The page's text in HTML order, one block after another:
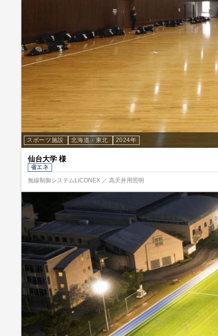
スポーツ施設 北海道・東北 2024年
仙台大学 様
省エネ
無線制御システムLiCONEX ／ 高天井用照明